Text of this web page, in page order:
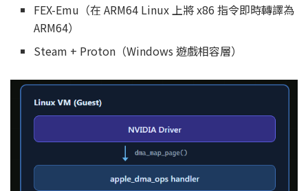
FEX-Emu（在 ARM64 Linux 上將 x86 指令即時轉譯為
ARM64）
Steam + Proton（Windows 遊戲相容層）